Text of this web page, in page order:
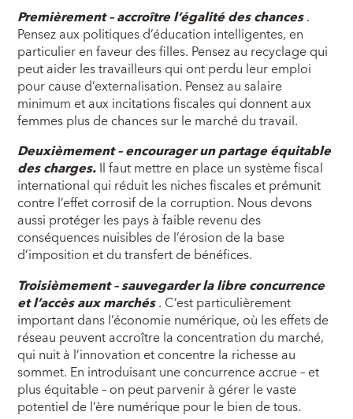
Premièrement – accroître l’égalité des chances.
Pensez aux politiques d’éducation intelligentes, en
particulier en faveur des filles. Pensez au recyclage qui
peut aider les travailleurs qui ont perdu leur emploi
pour cause d’externalisation. Pensez au salaire
minimum et aux incitations fiscales qui donnent aux
femmes plus de chances sur le marché du travail.
Deuxièmement – encourager un partage équitable
des charges.Il faut mettre en place un système fiscal
international qui réduit les niches fiscales et prémunit
contre l’effet corrosif de la corruption. Nous devons
aussi protéger les pays à faible revenu des
conséquences nuisibles de l’érosion de la base
d’imposition et du transfert de bénéfices.
Troisièmement – sauvegarder la libre concurrence
et l’accès aux marchés. C’est particulièrement
important dans l’économie numérique, où les effets de
réseau peuvent accroître la concentration du marché,
qui nuit à l’innovation et concentre la richesse au
sommet. En introduisant une concurrence accrue – et
plus équitable – on peut parvenir à gérer le vaste
potentiel de l’ère numérique pour le bien de tous.